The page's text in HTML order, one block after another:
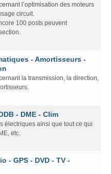
l’optimisation des moteurs
circuit.
100 posts peuvent
- Amortisseurs -
la transmission, la direction,
- DME - Clim
électriques ainsi que tout ce qui
etc.
- GPS - DVD - TV -